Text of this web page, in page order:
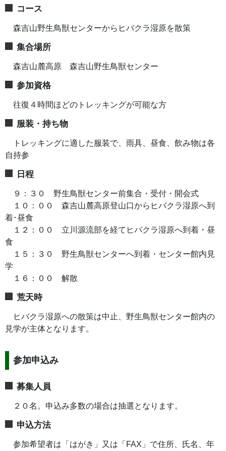
コース
森吉山野生鳥獣センターからヒバクラ湿原を散策
集合場所
森吉山麓高原 森吉山野生鳥獣センター
参加資格
往復４時間ほどのトレッキングが可能な方
服装・持ち物
トレッキングに適した服装で、雨具、昼食、飲み物は各
自持参
日程
９：３０ 野生鳥獣センター前集合・受付・開会式
１０：００ 森吉山麓高原登山口からヒバクラ湿原へ到
着･昼食
１２：００ 立川源流部を経てヒバクラ湿原へ到着・昼
食
１５：３０ 野生鳥獣センターへ到着・センター館内見
学
１６：００ 解散
荒天時
ヒバクラ湿原への散策は中止、野生鳥獣センター館内の
見学が主体となります。
参加申込み
募集人員
２０名。申込み多数の場合は抽選となります。
申込方法
参加希望者は「はがき」又は「FAX」で住所、氏名、年